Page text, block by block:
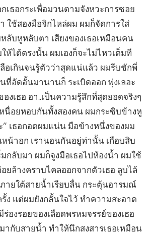
เธอกระเพื่อมวนตามจังหวะการซอย
ใช้สองมือจิกไหล่ผม ผมก็จัดการใส่
ลับหูหลับตา เสียงของเธอเหมือนคน
ห้ได้ตรงนั้น ผมเองก็จะไม่ไหวเต็มที
ลือเกินจนรู้ตัวว่าสุดแน่แล้ว ผมรีบชักพี่
ที่อัดอั้นมานานก็ ระเบิดออก พุ่งเลอะ
งเธอ อา..เป็นความรู้สึกที่สุดยอดจริงๆ
นื่อยหอบกันทั้งสองคน ผมกระซิบข้างหู
” เธอกอดผมแน่น มือข้างหนึ่งของผม
หน้าอก เรานอนกันอยู่ท่านั้น เกือบสิบ
มกลับมา ผมก็จูงมือเธอไปห้องน้ำ ผมใช้
ยล้างคราบไคลออกจากตัวเธอ ลูบไล้
ายใต้สายน้ำเรียบลื่น กระตุ้นอารมณ์
ง แต่ผมยังกลั้นใจไว้ ทำความสะอาด
องรอยของเลือดพรหมจรรย์ของเธอ
ากับสายน้ำ ทำให้นึกสงสารเธอเหมือน